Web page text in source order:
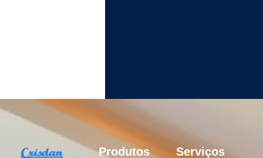
Produtos Serviços